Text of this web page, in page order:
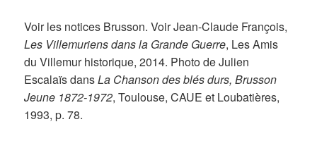
Voir les notices Brusson. Voir Jean-Claude François,
Les Villemuriens dans la Grande Guerre, Les Amis
du Villemur historique, 2014. Photo de Julien
Escalaïs dansLa Chanson des blés durs, Brusson
Jeune 1872-1972, Toulouse, CAUE et Loubatières,
1993, p. 78.